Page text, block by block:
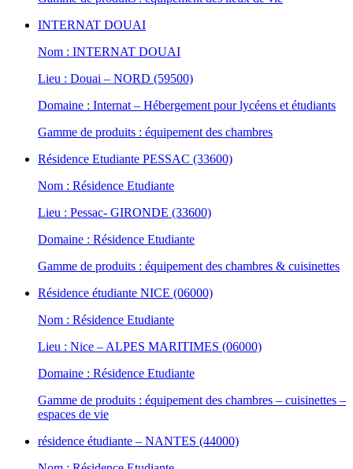
INTERNAT DOUAI
Nom : INTERNAT DOUAI
Lieu : Douai – NORD (59500)
Domaine : Internat – Hébergement pour lycéens et étudiants
Gamme de produits : équipement des chambres
Résidence Etudiante PESSAC (33600)
Nom : Résidence Etudiante
Lieu : Pessac- GIRONDE (33600)
Domaine : Résidence Etudiante
Gamme de produits : équipement des chambres & cuisinettes
Résidence étudiante NICE (06000)
Nom : Résidence Etudiante
Lieu : Nice – ALPES MARITIMES (06000)
Domaine : Résidence Etudiante
Gamme de produits : équipement des chambres – cuisinettes –
espaces de vie
résidence étudiante – NANTES (44000)